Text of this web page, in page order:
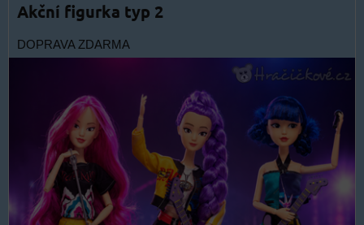
Akční figurka typ 2
DOPRAVA ZDARMA